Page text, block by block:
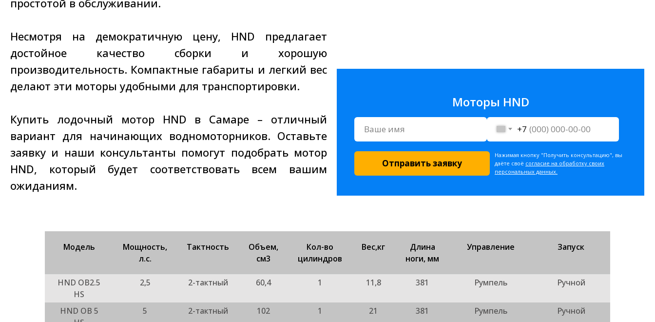
Несмотря на демократичную цену, HND предлагает
достойное качество сборки и хорошую
производительность. Компактные габариты и легкий вес
делают эти моторы удобными для транспортировки.
Купить лодочный мотор HND в Самаре – отличный
вариант для начинающих водномоторников. Оставьте
заявку и наши консультанты помогут подобрать мотор
HND, который будет соответствовать всем вашим
ожиданиям.
Моторы HND
+7
Отправить заявку
Нажимая кнопку "Получить консультацию", вы
даёте своё согласие на обработку своих
персональных данных.
Модель
Мощность,
л.с.
Тактность
Объем,
см3
Кол-во
цилиндров
Вес,кг
Длина
ноги, мм
Управление Запуск
HND OB2.5
HS
2,5 2-тактный 60,4 1 11,8 381 Румпель Ручной
HND OB 5
5 2-тактный 102 1 21 381 Румпель Ручной